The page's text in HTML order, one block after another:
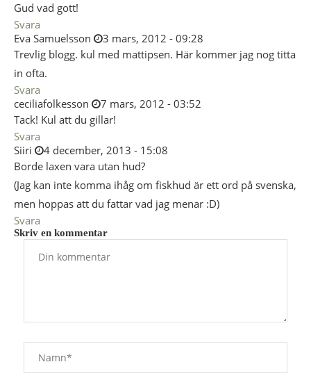
Gud vad gott!
Svara
Eva Samuelsson
3 mars, 2012 - 09:28
Trevlig blogg. kul med mattipsen. Här kommer jag nog titta
in ofta.
Svara
ceciliafolkesson
7 mars, 2012 - 03:52
Tack! Kul att du gillar!
Svara
Siiri
4 december, 2013 - 15:08
Borde laxen vara utan hud?
(Jag kan inte komma ihåg om fiskhud är ett ord på svenska,
men hoppas att du fattar vad jag menar :D)
Svara
Skriv en kommentar